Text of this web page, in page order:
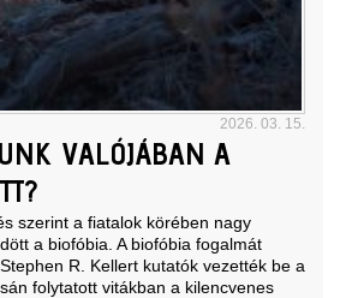
2026. 03. 15.
VALÓJÁBAN A
szerint a fiatalok körében nagy
a biofóbia. A biofóbia fogalmát
R. Kellert kutatók vezették be a
folytatott vitákban a kilencvenes